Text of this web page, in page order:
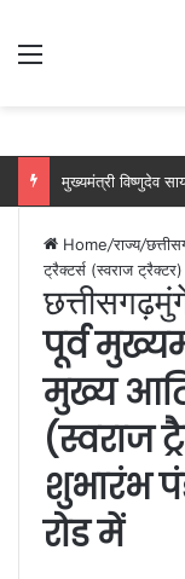
Menu
Home/राज्य/
ट्रैक्टर्स (स्वराज
छत्तीसगढ़
पूर्व
मुख्य
(स्वराज
शुभारंभ
रोड में